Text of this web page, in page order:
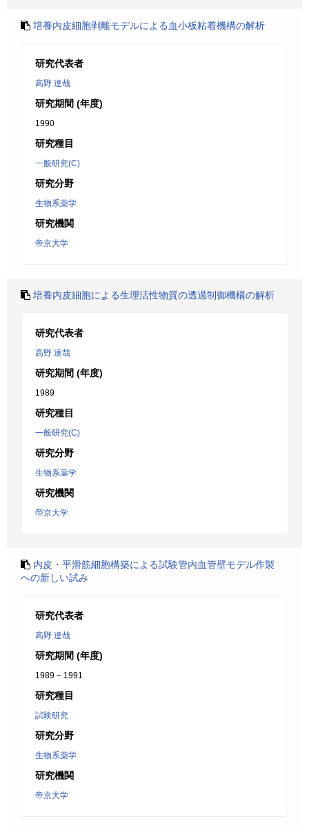
培養内皮細胞剥離モデルによる血小板粘着機構の解析
研究代表者
高野 達哉
研究期間 (年度)
1990
研究種目
一般研究(C)
研究分野
生物系薬学
研究機関
帝京大学
培養内皮細胞による生理活性物質の透過制御機構の解析
研究代表者
高野 達哉
研究期間 (年度)
1989
研究種目
一般研究(C)
研究分野
生物系薬学
研究機関
帝京大学
内皮・平滑筋細胞構築による試験管内血管壁モデル作製
への新しい試み
研究代表者
高野 達哉
研究期間 (年度)
1989 – 1991
研究種目
試験研究
研究分野
生物系薬学
研究機関
帝京大学